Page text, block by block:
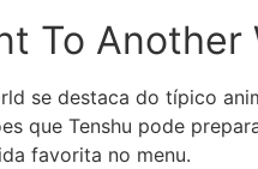
To Another
se destaca do típico
que Tenshu pode
favorita no menu.